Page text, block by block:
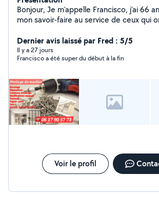
Bonjour, Je m'appelle Francisco, j'ai 66 ans, et je mets
mon savoir-faire au service de ceux qui
dans le bricolage, la peinture, le
dressings,et les petits travaux en tout
j'interviens avec sérieux pour des réalisations de qualité
Dernier avis laissé par Fred : 5/5
Il y a 27 jours
Francisco a été super du début à la fin
Voir le profil